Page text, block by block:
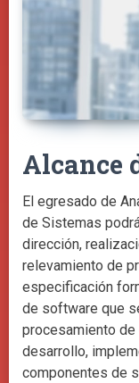
Alcance
El egresado de
de Sistemas
dirección,
relevamiento de
especificación
de software que
procesamiento
desarrollo,
componentes de